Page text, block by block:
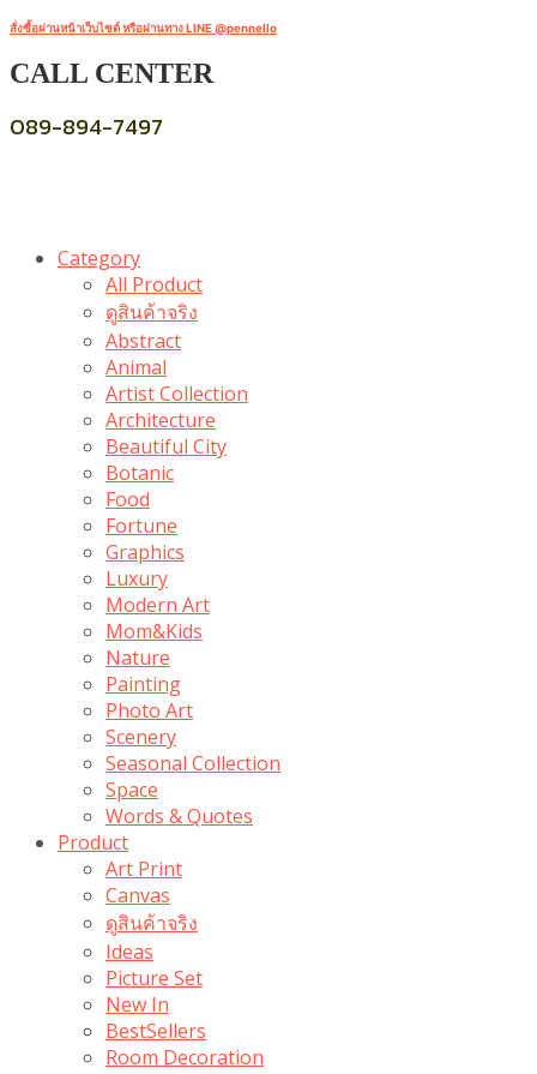
สั่งซื้อผ่านหน้าเว็บไซต์ หรือผ่านทาง LINE @pennello
CALL CENTER
089-894-7497
Category
All Product
ดูสินค้าจริง
Abstract
Animal
Artist Collection
Architecture
Beautiful City
Botanic
Food
Fortune
Graphics
Luxury
Modern Art
Mom&Kids
Nature
Painting
Photo Art
Scenery
Seasonal Collection
Space
Words & Quotes
Product
Art Print
Canvas
ดูสินค้าจริง
Ideas
Picture Set
New In
BestSellers
Room Decoration